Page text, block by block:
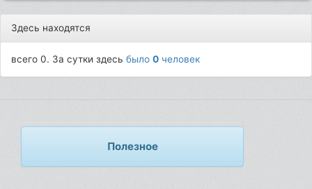
Здесь находятся
всего 0. За сутки здесьбыло0 человек
Полезное